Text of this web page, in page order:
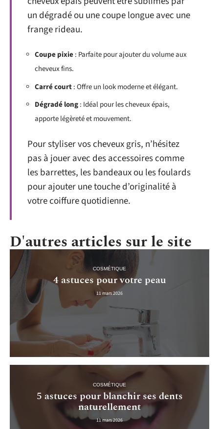
un dégradé ou une coupe longue avec une
frange rideau.
Coupe pixie: Parfaite pour ajouter du volume aux
cheveux fins.
Carré court: Offre un look moderne et élégant.
Dégradé long: Idéal pour les cheveux épais,
apporte légèreté et mouvement.
Pour styliser vos cheveux gris, n’hésitez
pas à jouer avec des accessoires comme
les barrettes, les bandeaux ou les foulards
pour ajouter une touche d’originalité à
votre coiffure quotidienne.
D'autres articles sur le site
COSMÉTIQUE
4 astuces pour votre peau
11 mars 2026
COSMÉTIQUE
5 astuces pour blanchir ses dents
naturellement
11 mars 2026